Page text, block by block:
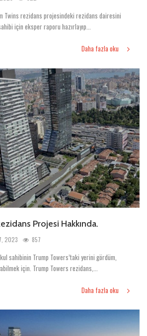
Twins rezidans projesindeki rezidans dairesini
için eksper raporu hazırlayıp...
Daha fazla oku
Projesi Hakkında.
2023 857
sahibinin Trump Towers’taki yerini gördüm,
için. Trump Towers rezidans,...
Daha fazla oku